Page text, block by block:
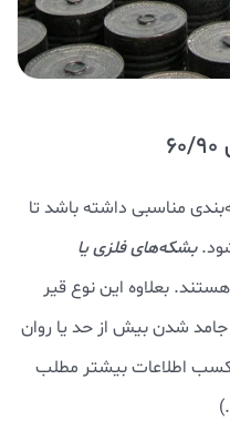
بسته‌بندی مناسبی داشته باشد تا
بشکه‌های فلزی یا
بعلاوه این نوع قیر
جامد شدن بیش از حد یا روان
اطلاعات بیشتر مطلب